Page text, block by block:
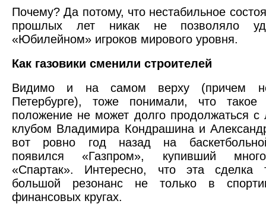
Почему? Да потому, что нестабильное
прошлых лет никак не позволяло
«Юбилейном» игроков мирового уровня.
Как газовики сменили строителей
Видимо и на самом верху (причем
Петербурге), тоже понимали, что такое
положение не может долго продолжаться с
клубом Владимира Кондрашина и
вот ровно год назад на
появился «Газпром», купивший
«Спартак». Интересно, что эта сделка
большой резонанс не только в
финансовых кругах.